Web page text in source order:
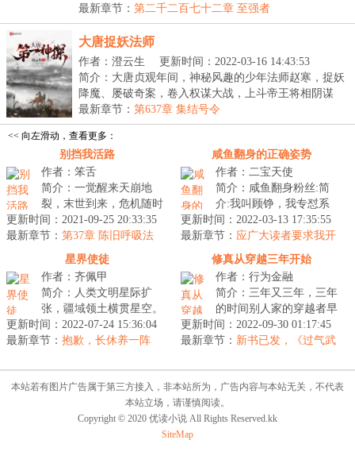
至...
最新章节： 第二千二百七十二章 至强者
大唐捉妖法师
作者：澄云生
更新时间：2022-03-16 14:43:53
简介：大唐贞观年间，神秘风趣的少年法师赵寒，捉妖
降魔、屡破奇案，卷入权谋大战，上斗帝王将相阴谋
家，...
最新章节： 第637章 集结号令
<< 向左滑动，查看更多：
别挡我活路
作者：笨舌
简介：一觉醒来天崩地
裂，末世到来，危机随时
都会降临，举世仓皇……
早已看到世间魑魅魍魉横
行的陈旧两耳...
更新时间：2021-09-25 20:33:35
最新章节： 第37章 陈旧呼吸法
1.0，当入冲阵！
咸鱼翻身的正确姿势
作者：二宝天使
简介：咸鱼翻身粉丝:简
介:我叫顾铮，我专怼系
统，最强学霸，泡妞系
统，随身武器……一个字:
怼他...
更新时间：2022-03-13 17:35:55
最新章节： 应广大读者要求我开
了本都市的新书
星界使徒
作者：齐佩甲
简介：人类文明星际扩
张，疆域领土横贯星空。
在星际移民的时代浪潮
中，周靖意外觉醒星界穿
更新时间：2022-07-24 15:36:04
最新章节： 抱歉，长休养一阵
修真从穿越三年开始
作者：行为金融
简介：三年又三年，三年
的时间别人家的穿越者早
已经称皇称帝，成为大佬
中的大佬。然而，穿越三
更新时间：2022-09-30 01:17:45
最新章节： 新书已发，《过气武
本站若有图片广告属于第三方接入，非本站所为，广告内容与本站无关，不代表
本站立场，请谨慎阅读。
Copyright © 2020 优读小说 All Rights Reserved.kk
SiteMap